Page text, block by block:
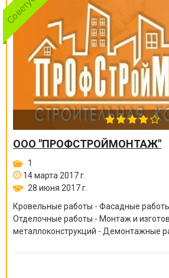
ООО "ПРОФСТРОЙМОНТАЖ"
1
14 марта 2017 г.
28 июня 2017 г.
Кровельные работы - Фасадные
Отделочные работы - Монтаж и
металлоконструкций - Демонтажные